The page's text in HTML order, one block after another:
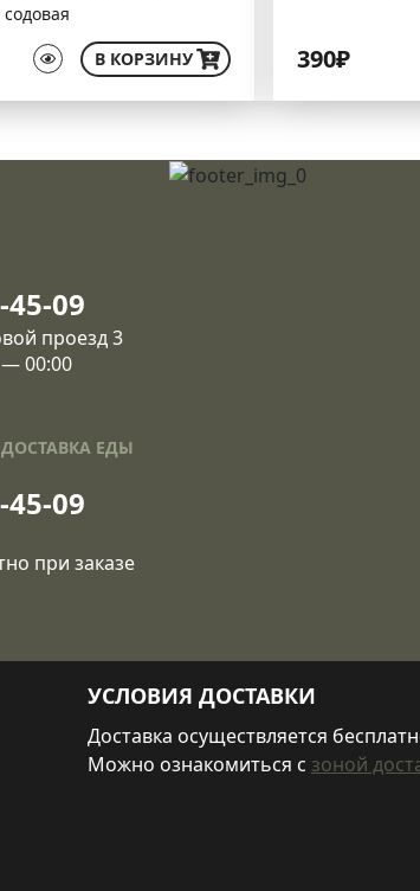
В КОРЗИНУ 390₽
45-09
проезд 3
00:00
ДОСТАВКА ЕДЫ
45-09
при заказе
УСЛОВИЯ ДОСТАВКИ
Доставка осуществляется
Можно ознакомиться с зоной